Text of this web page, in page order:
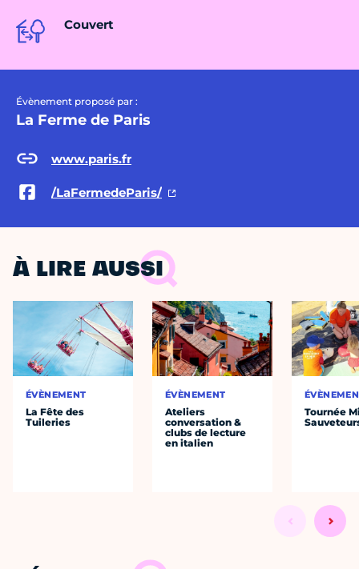
Couvert
Évènement proposé par :
La Ferme de Paris
www.paris.fr
/LaFermedeParis/
À LIRE AUSSI
ÉVÈNEMENT
La Fête des
Tuileries
ÉVÈNEMENT
Ateliers
conversation &
clubs de lecture
en italien
Tournée